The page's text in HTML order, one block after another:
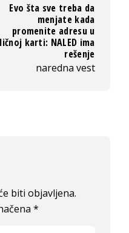
Evo šta sve treba da
menjate kada
promenite adresu u
ličnoj karti: NALED ima
rešenje
naredna vest
biti objavljena.
*